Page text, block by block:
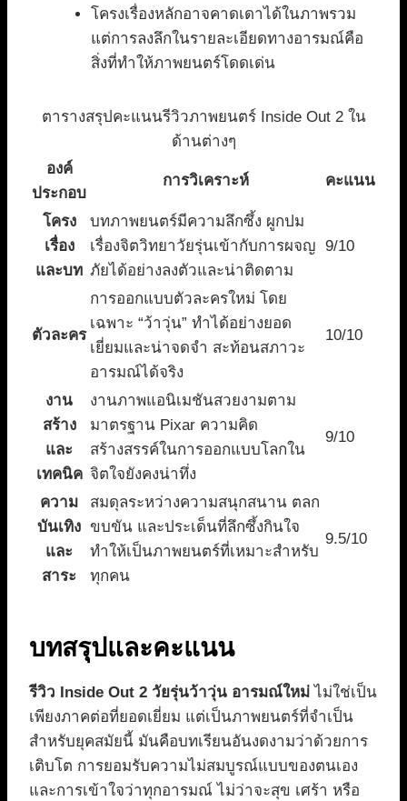
โครงเรื่องหลักอาจคาดเดาได้ในภาพรวม
แต่การลงลึกในรายละเอียดทางอารมณ์คือ
สิ่งที่ทำให้ภาพยนตร์โดดเด่น
ตารางสรุปคะแนนรีวิวภาพยนตร์ Inside Out 2 ใน
ด้านต่างๆ
องค์
ประกอบ
การวิเคราะห์ คะแนน
โครง
เรื่อง
และบท
บทภาพยนตร์มีความลึกซึ้ง ผูกปม
เรื่องจิตวิทยาวัยรุ่นเข้ากับการผจญ
ภัยได้อย่างลงตัวและน่าติดตาม
9/10
ตัวละคร
การออกแบบตัวละครใหม่ โดย
เฉพาะ “ว้าวุ่น” ทำได้อย่างยอด
เยี่ยมและน่าจดจำ สะท้อนสภาวะ
อารมณ์ได้จริง
10/10
งาน
สร้าง
และ
เทคนิค
งานภาพแอนิเมชันสวยงามตาม
มาตรฐาน Pixar ความคิด
สร้างสรรค์ในการออกแบบโลกใน
จิตใจยังคงน่าทึ่ง
9/10
ความ
บันเทิง
และ
สาระ
สมดุลระหว่างความสนุกสนาน ตลก
ขบขัน และประเด็นที่ลึกซึ้งกินใจ
ทำให้เป็นภาพยนตร์ที่เหมาะสำหรับ
ทุกคน
9.5/10
บทสรุปและคะแนน
รีวิว Inside Out 2 วัยรุ่นว้าวุ่น อารมณ์ใหม่ ไม่ใช่เป็น
เพียงภาคต่อที่ยอดเยี่ยม แต่เป็นภาพยนตร์ที่จำเป็น
สำหรับยุคสมัยนี้ มันคือบทเรียนอันงดงามว่าด้วยการ
เติบโต การยอมรับความไม่สมบูรณ์แบบของตนเอง
และการเข้าใจว่าทุกอารมณ์ ไม่ว่าจะสุข เศร้า หรือ